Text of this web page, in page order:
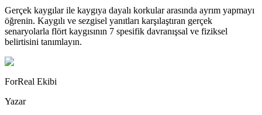
Gerçek kaygılar ile kaygıya dayalı korkular arasında ayrım yapmayı
öğrenin. Kaygılı ve sezgisel yanıtları karşılaştıran gerçek
senaryolarla flört kaygısının 7 spesifik davranışsal ve fiziksel
belirtisini tanımlayın.
ForReal Ekibi
Yazar